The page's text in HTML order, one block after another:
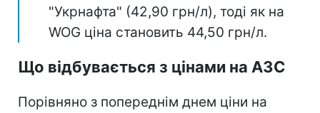
"Укрнафта" (42,90 грн/л), тоді як на
WOG ціна становить 44,50 грн/л.
Що відбувається з цінами на АЗС
Порівняно з попереднім днем ціни на